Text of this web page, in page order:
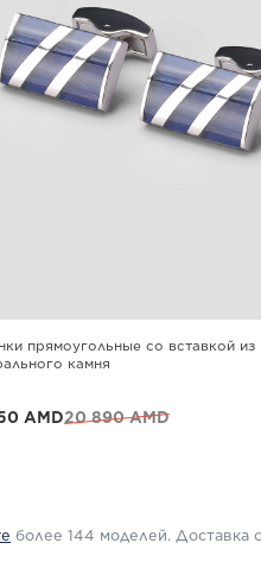
прямоугольные со вставкой из
камня
AMD20 890 AMD
более 144 моделей. Доставка